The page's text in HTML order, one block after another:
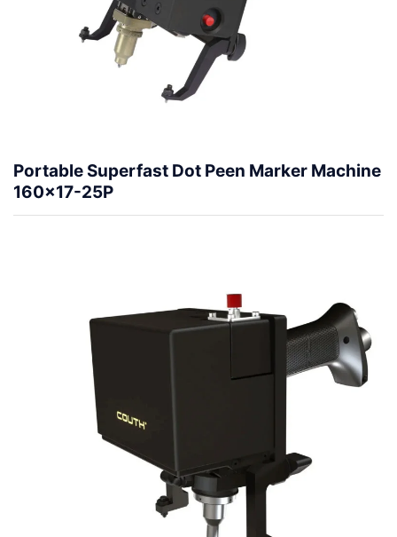
Portable Superfast Dot Peen Marker Machine
160×17-25P